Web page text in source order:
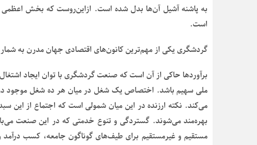
به پاشنه آشیل آن‌ها بدل شده است. ازاین‌روست که بخش
است.
گردشگری یکی از مهم‌ترین کانون‌های اقتصادی جهان مدرن به شمار
برآوردها حاکی از آن است که صنعت گردشگری با توان ایجاد
ملی سهیم باشد. اختصاص یک شغل در میان هر ده شغل موجود
می‌کند. نکته ارزنده در این میان شمولی است که اجتماع از این
بهره‌مند می‌شوند. گستردگی و تنوع خدمتی که در این صنعت
مستقیم و غیرمستقیم برای طیف‌های گوناگون جامعه، کسب